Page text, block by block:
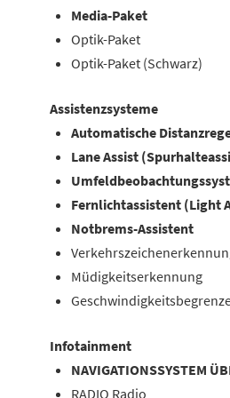
Media-Paket
Optik-Paket
Optik-Paket (Schwarz)
Assistenzsysteme
Automatische
Lane Assist
Fernlichtassistent (Light
Notbrems-Assistent
Müdigkeitserkennung
Infotainment
NAVIGATIONSSYSTEM
RADIO Radio